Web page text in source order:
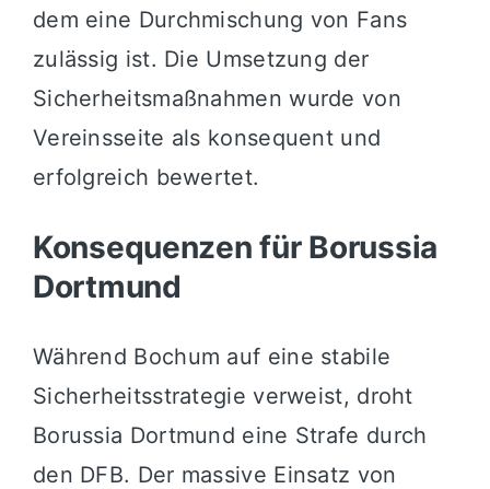
dem eine Durchmischung von Fans
zulässig ist. Die Umsetzung der
Sicherheitsmaßnahmen wurde von
Vereinsseite als konsequent und
erfolgreich bewertet.
Konsequenzen für Borussia
Dortmund
Während Bochum auf eine stabile
Sicherheitsstrategie verweist, droht
Borussia Dortmund eine Strafe durch
den DFB. Der massive Einsatz von